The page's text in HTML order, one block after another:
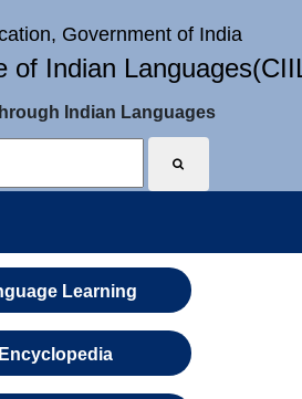
Government of India
of Indian
Indian Languages
Learning
Encyclopedia